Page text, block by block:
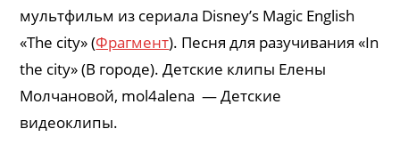
мультфильм из сериала Disney’s Magic English
«The city» (Фрагмент). Песня для разучивания «In
the city» (В городе). Детские клипы Елены
Молчановой, mol4alena — Детские
видеоклипы.